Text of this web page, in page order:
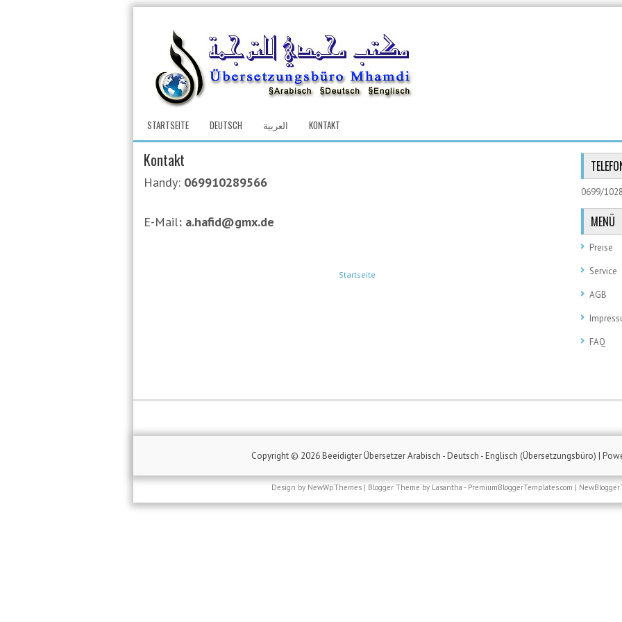
STARTSEITE DEUTSCH العربية KONTAKT
Kontakt
Handy: 069910289566
E-Mail: a.hafid@gmx.de
Startseite
0699/
MENÜ
Preise
Service
AGB
FAQ
Copyright © 2026Beeidigter Übersetzer Arabisch - Deutsch - Englisch (Übersetzungsbüro) |
Design by NewWpThemes | Blogger Theme by Lasantha - PremiumBloggerTemplates.com |